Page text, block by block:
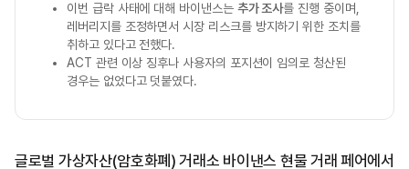
이번 급락 사태에 대해 바이낸스는 추가 조사를 진행 중이며,
레버리지를 조정하면서 시장 리스크를 방지하기 위한 조치를
취하고 있다고 전했다.
ACT 관련 이상 징후나 사용자의 포지션이 임의로 청산된
경우는 없었다고 덧붙였다.
글로벌 가상자산(암호화폐) 거래소 바이낸스 현물 거래 페어에서